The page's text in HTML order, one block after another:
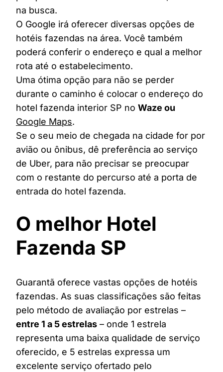
na busca.
O Google irá oferecer diversas opções de
hotéis fazendas na área. Você também
poderá conferir o endereço e qual a melhor
rota até o estabelecimento.
Uma ótima opção para não se perder
durante o caminho é colocar o endereço do
hotel fazenda interior SP no Waze ou
Google Maps.
Se o seu meio de chegada na cidade for por
avião ou ônibus, dê preferência ao serviço
de Uber, para não precisar se preocupar
com o restante do percurso até a porta de
entrada do hotel fazenda.
O melhor Hotel
Fazenda SP
Guarantã oferece vastas opções de hotéis
fazendas. As suas classificações são feitas
pelo método de avaliação por estrelas –
entre 1 a 5 estrelas – onde 1 estrela
representa uma baixa qualidade de serviço
oferecido, e 5 estrelas expressa um
excelente serviço ofertado pelo